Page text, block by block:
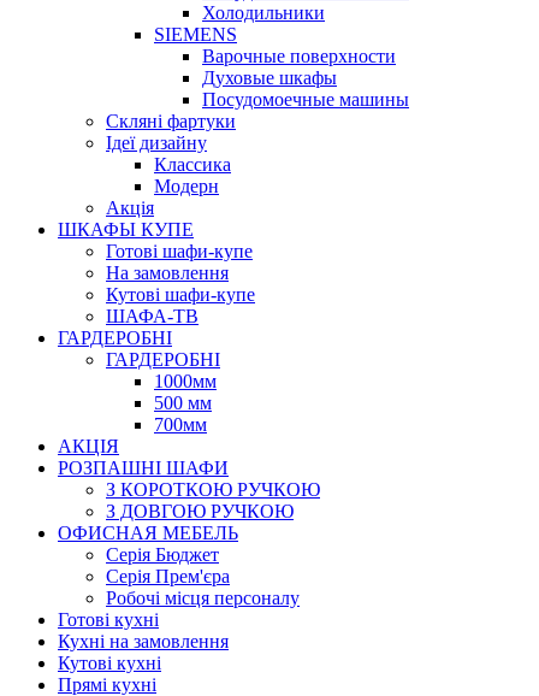
Холодильники
SIEMENS
Варочные поверхности
Духовые шкафы
Посудомоечные машины
Скляні фартуки
Ідеї дизайну
Класcика
Модерн
Акція
ШКАФЫ КУПЕ
Готові шафи-купе
На замовлення
Кутові шафи-купе
ШАФА-ТВ
ГАРДЕРОБНІ
ГАРДЕРОБНІ
1000мм
500 мм
700мм
АКЦІЯ
РОЗПАШНІ ШАФИ
З КОРОТКОЮ РУЧКОЮ
З ДОВГОЮ РУЧКОЮ
ОФИСНАЯ МЕБЕЛЬ
Серія Бюджет
Серія Прем'єра
Робочі місця персоналу
Готові кухні
Кухні на замовлення
Кутові кухні
Прямі кухні